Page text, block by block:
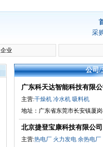
采
业
公司/
广东科天达智能科技有限公
主营:干燥机 冷水机 吸料机
地址：广东省东莞市长安镇厦
北京捷登宝康科技有限公司
主营:热电厂 火力发电 余热电厂